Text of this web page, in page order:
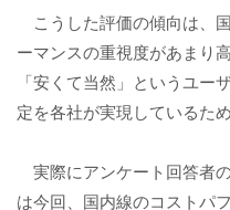
こうした評価の傾向は、
ーマンスの重視度があまり
「安くて当然」というユー
定を各社が実現しているため
実際にアンケート回答者
は今回、国内線のコストパ